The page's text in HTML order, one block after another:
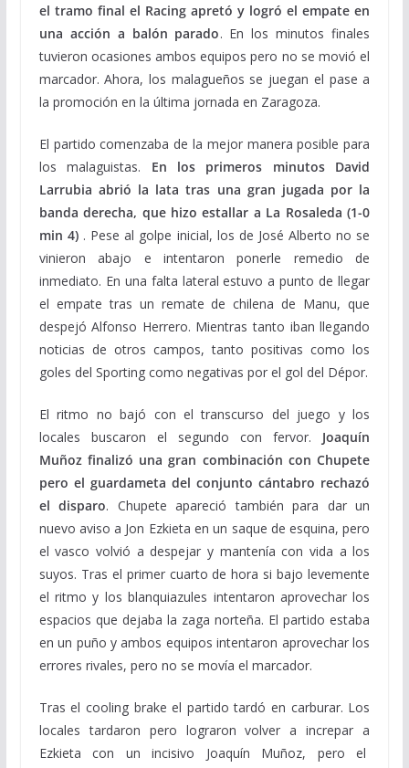
el tramo final el Racing apretó y logró el empate en
una acción a balón parado. En los minutos finales
tuvieron ocasiones ambos equipos pero no se movió el
marcador. Ahora, los malagueños se juegan el pase a
la promoción en la última jornada en Zaragoza.
El partido comenzaba de la mejor manera posible para
los malaguistas. En los primeros minutos David
Larrubia abrió la lata tras una gran jugada por la
banda derecha, que hizo estallar a La Rosaleda (1-0
min 4) . Pese al golpe inicial, los de José Alberto no se
vinieron abajo e intentaron ponerle remedio de
inmediato. En una falta lateral estuvo a punto de llegar
el empate tras un remate de chilena de Manu, que
despejó Alfonso Herrero. Mientras tanto iban llegando
noticias de otros campos, tanto positivas como los
goles del Sporting como negativas por el gol del Dépor.
El ritmo no bajó con el transcurso del juego y los
locales buscaron el segundo con fervor. Joaquín
Muñoz finalizó una gran combinación con Chupete
pero el guardameta del conjunto cántabro rechazó
el disparo. Chupete apareció también para dar un
nuevo aviso a Jon Ezkieta en un saque de esquina, pero
el vasco volvió a despejar y mantenía con vida a los
suyos. Tras el primer cuarto de hora si bajo levemente
el ritmo y los blanquiazules intentaron aprovechar los
espacios que dejaba la zaga norteña. El partido estaba
en un puño y ambos equipos intentaron aprovechar los
errores rivales, pero no se movía el marcador.
Tras el cooling brake el partido tardó en carburar. Los
locales tardaron pero lograron volver a increpar a
Ezkieta con un incisivo Joaquín Muñoz, pero el